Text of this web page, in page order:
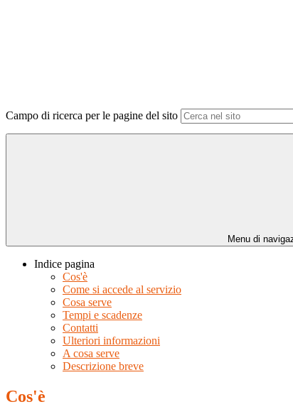
Campo di ricerca per le pagine del sito
Menu di
Indice pagina
Cos'è
Come si accede al servizio
Cosa serve
Tempi e scadenze
Contatti
Ulteriori informazioni
A cosa serve
Descrizione breve
Cos'è